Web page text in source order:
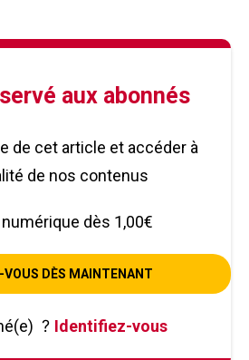
aux abonnés
de cet article et accéder à
de nos contenus
dès 1,00€
DÈS MAINTENANT
? Identifiez-vous